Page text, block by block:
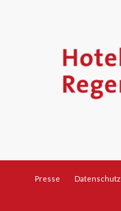
Presse Datenschutz